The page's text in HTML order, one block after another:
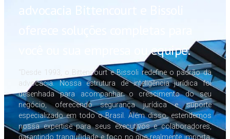
advocacia Bittencourt e Bissoli
você ou sua empresa ou equipe.
“Desde 1993, o Bittencourt e Bissoli redefine o padrão da
advocacia. Nossa estrutura de inteligência jurídica foi
desenhada para acompanhar o crescimento do seu
negócio, oferecendo segurança jurídica e suporte
especializado em todo o Brasil. Além disso, estendemos
nossa expertise para seus executivos e colaboradores,
garantindo tranquilidade e foco no que realmente importa.